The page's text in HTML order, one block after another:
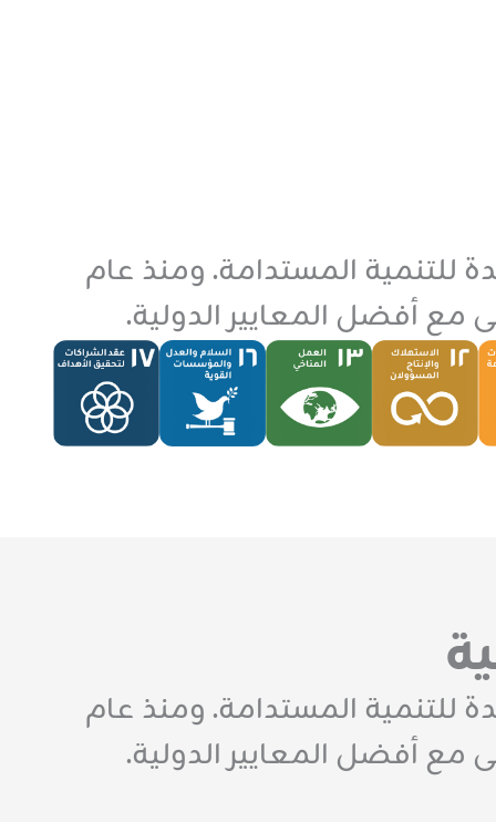
2030 وأهداف الأمم المتحدة للتنمية المستدامة. ومنذ عام
2030 وأهداف الأمم المتحدة للتنمية المستدامة. ومنذ عام